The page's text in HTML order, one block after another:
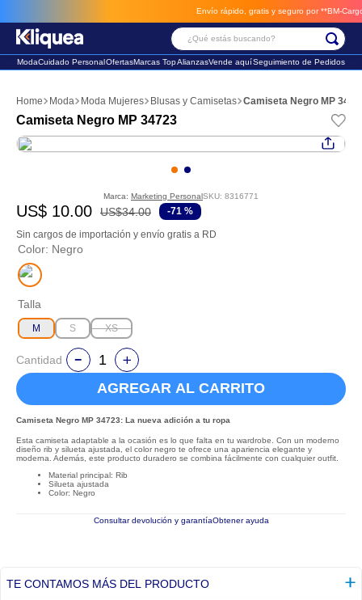
Envío rápido, gratis y seguro por **BM-Cargo**
¿Qué estás buscando?
ModaCuidado PersonalOfertasMarcas TopAlianzasVende aquíSeguimiento de Pedidos
Moda Moda Mujeres Blusas y Camisetas Camiseta Negro MP
Camiseta Negro MP 34723
Marca: Marketing PersonalSKU: 8316771
US$ 10.00 US$34.00 -71 %
Sin cargos de importación y envío gratis a RD
Color: Negro
Talla
M S XS
Cantidad
AGREGAR AL CARRITO
Camiseta Negro MP 34723: La nueva adición a tu ropa
Esta camiseta adaptable a la ocasión es lo que falta en tu wardrobe. Con un moderno
diseño rib y silueta ajustada, el color negro te ofrece una apariencia elegante y
moderna. Además, este producto duradero se combina fácilmente con cualquier outfit.
Material principal: Rib
Silueta ajustada
Color: Negro
Consultar devolución y garantíaObtener ayuda
TE CONTAMOS MÁS DEL PRODUCTO
2. sandalia